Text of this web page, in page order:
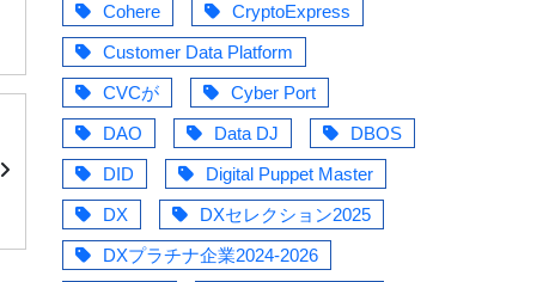
Cohere
CryptoExpress
Customer Data Platform
CVCが
Cyber Port
DAO
Data DJ
DBOS
DID
Digital Puppet Master
DX
DXセレクション2025
DXプラチナ企業2024-2026